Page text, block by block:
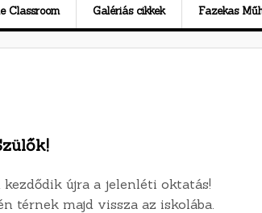
Classroom Galériás cikkek Fazekas
újra a jelenléti oktatás!
térnek majd vissza az iskolába.